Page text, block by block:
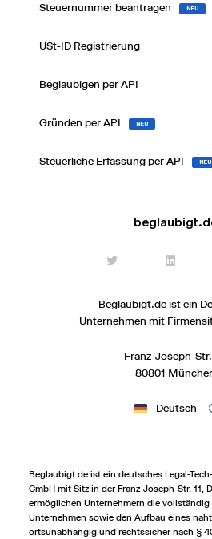
Steuernummer beantragen NEU
USt-ID Registrierung
Beglaubigen per API
Gründen per API NEU
Steuerliche Erfassung per API NEU
Beglaubigt.de ist ein
Unternehmen mit
Franz-Joseph-Str.
80801
Deutsch
Beglaubigt.de ist ein deutsches Legal-
GmbH mit Sitz in der Franz-Joseph-Str. 11,
ermöglichen Unternehmern die
Unternehmen sowie den Aufbau eines
ortsunabhängig und rechts­sicher nach §